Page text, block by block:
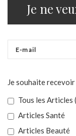
Je ne
Je souhaite
Tous les Articles
Articles Santé
Articles Beauté